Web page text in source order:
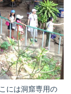
には洞窟専用の